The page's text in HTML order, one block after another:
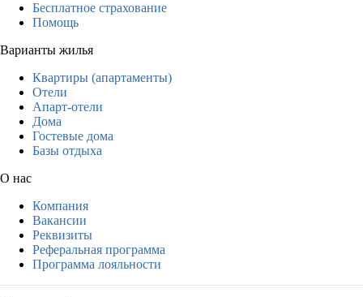
Бесплатное страхование
Помощь
Варианты жилья
Квартиры (апартаменты)
Отели
Апарт-отели
Дома
Гостевые дома
Базы отдыха
О нас
Компания
Вакансии
Реквизиты
Реферальная программа
Программа лояльности